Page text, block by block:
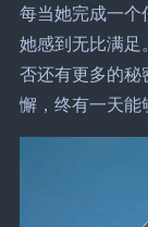
每当她完成一个
她感到无比满足
否还有更多的秘
懈，终有一天能